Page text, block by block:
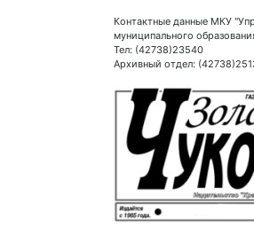
Контактные данные МКУ
муниципального
Тел: (42738)23540
Архивный отдел: